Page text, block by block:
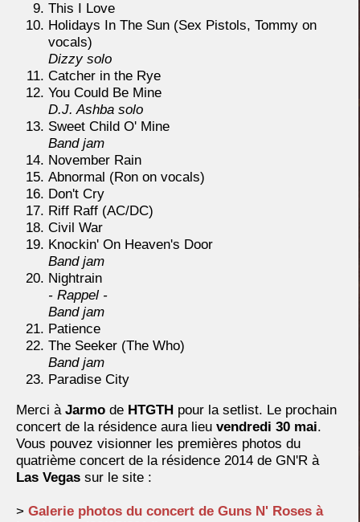
This I Love
Holidays In The Sun (Sex Pistols, Tommy on
vocals)
Dizzy solo
Catcher in the Rye
You Could Be Mine
D.J. Ashba solo
Sweet Child O' Mine
Band jam
November Rain
Abnormal (Ron on vocals)
Don't Cry
Riff Raff (AC/DC)
Civil War
Knockin' On Heaven's Door
Band jam
Nightrain
- Rappel -
Band jam
Patience
The Seeker (The Who)
Band jam
Paradise City
Merci à Jarmo de HTGTH pour la setlist. Le prochain
concert de la résidence aura lieu vendredi 30 mai.
Vous pouvez visionner les premières photos du
quatrième concert de la résidence 2014 de GN'R à
Las Vegas sur le site :
> Galerie photos du concert de Guns N' Roses à